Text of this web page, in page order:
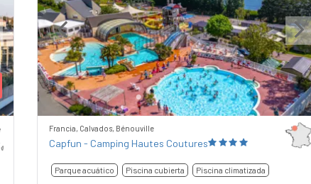
Previous Next
Francia, Calvados, Bénouville
Capfun - Camping Hautes Coutures
Parque acuático Piscina cubierta Piscina climatizada